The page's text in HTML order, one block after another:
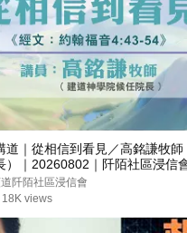
道｜從相信到看見／高銘謙牧
）｜20260802｜阡陌社區浸信
阡陌社區浸信會
18K views